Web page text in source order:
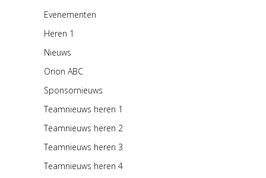
Evenementen
Heren 1
Nieuws
Orion ABC
Sponsornieuws
Teamnieuws heren 1
Teamnieuws heren 2
Teamnieuws heren 3
Teamnieuws heren 4